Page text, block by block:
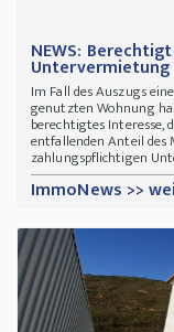
NEWS:
Im Fall des Auszugs
genutzten Wohnung
berechtigtes Interesse,
entfallenden Anteil des
zahlungspflichtigen
ImmoNews >>